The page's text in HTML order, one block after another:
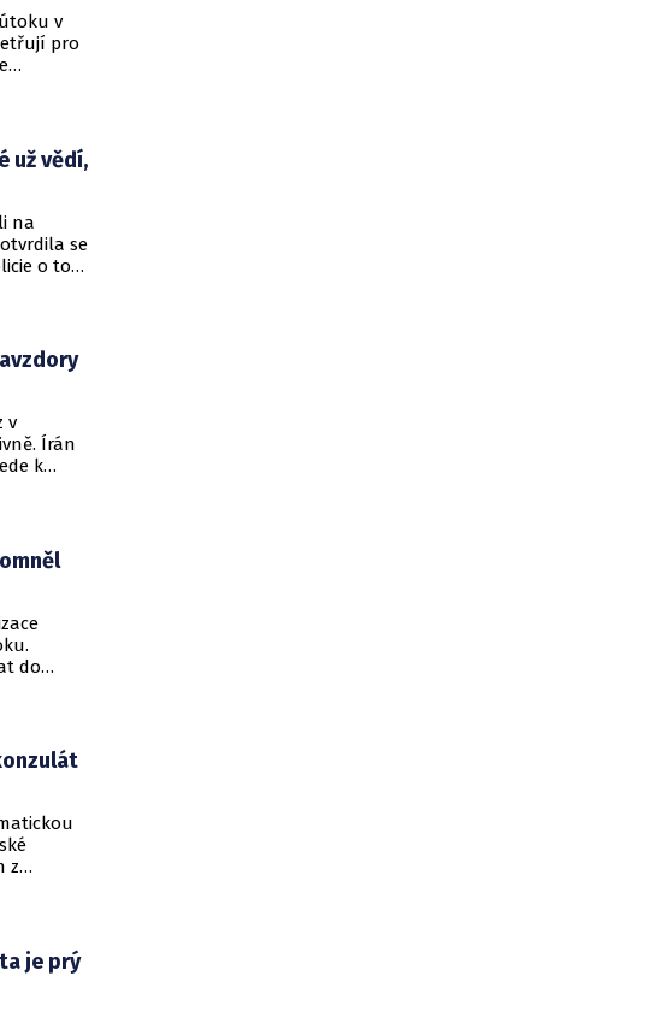
v
pro
už vědí,
na
se
o tom
v
Írán
k
do
z
je prý